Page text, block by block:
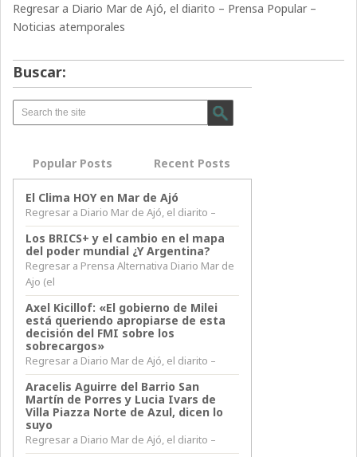
Regresar a Diario Mar de Ajó, el diarito – Prensa Popular –
Noticias atemporales
Buscar:
Popular Posts Recent Posts
El Clima HOY en Mar de Ajó
Regresar a Diario Mar de Ajó, el diarito –
Los BRICS+ y el cambio en el mapa
del poder mundial ¿Y Argentina?
Regresar a Prensa Alternativa Diario Mar de
Ajo (el
Axel Kicillof: «El gobierno de Milei
está queriendo apropiarse de esta
decisión del FMI sobre los
sobrecargos»
Regresar a Diario Mar de Ajó, el diarito –
Aracelis Aguirre del Barrio San
Martín de Porres y Lucia Ivars de
Villa Piazza Norte de Azul, dicen lo
suyo
Regresar a Diario Mar de Ajó, el diarito –